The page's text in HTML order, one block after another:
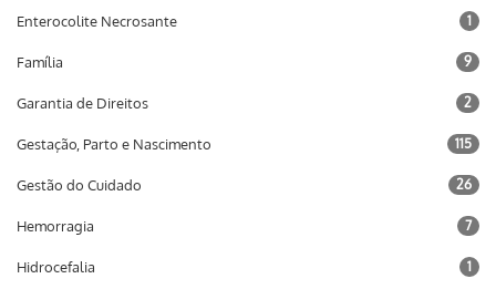
Enterocolite Necrosante 1
Família 9
Garantia de Direitos 2
Gestação, Parto e Nascimento 115
Gestão do Cuidado 26
Hemorragia 7
Hidrocefalia 1